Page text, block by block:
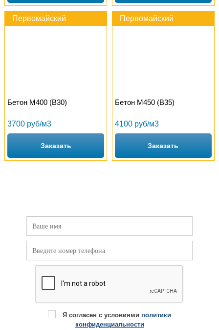
Первомайский
Бетон М400 (B30)
3700 руб/м3
Заказать
Первомайский
Бетон М450 (B35)
4100 руб/м3
Заказать
Я согласен с условиями политики
конфиденциальности